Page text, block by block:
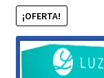
CURSOS
MEMBRESIA
¡OFERTA!